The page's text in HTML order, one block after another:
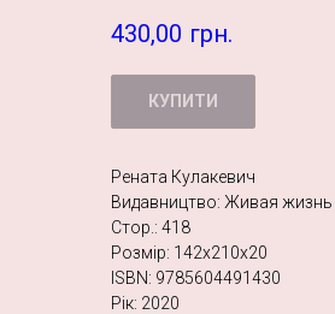
430,00 грн.
КУПИТИ
Рената Кулакевич
Видавництво: Живая жизнь
Стор.: 418
Розмір: 142х210х20
ISBN: 9785604491430
Рік: 2020